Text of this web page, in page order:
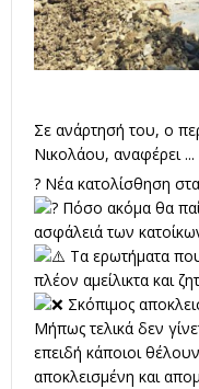
Σε ανάρτησή του, ο
Νικολάου, αναφέρει ...
? Νέα κατολίσθηση στα
Πόσο ακόμα θα
ασφάλειά των
Τα ερωτήματα
πλέον αμείλικτα και
Σκόπιμος
Μήπως τελικά δεν
επειδή κάποιοι
αποκλεισμένη και